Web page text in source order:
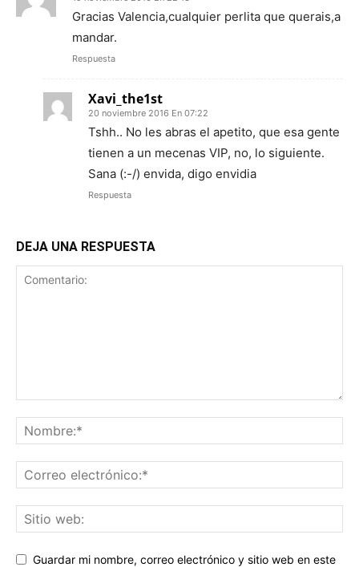
Gracias Valencia,cualquier perlita que querais,a
mandar.
Respuesta
Xavi_the1st
20 noviembre 2016 En 07:22
Tshh.. No les abras el apetito, que esa gente
tienen a un mecenas VIP, no, lo siguiente.
Sana (:-/) envida, digo envidia
Respuesta
DEJA UNA RESPUESTA
Guardar mi nombre, correo electrónico y sitio web en este